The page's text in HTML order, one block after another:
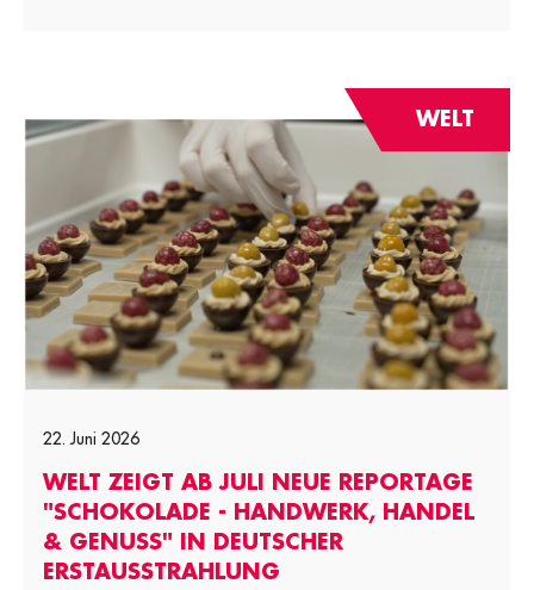
WELT
22. Juni 2026
WELT ZEIGT AB JULI NEUE REPORTAGE
"SCHOKOLADE - HANDWERK, HANDEL
& GENUSS" IN DEUTSCHER
ERSTAUSSTRAHLUNG